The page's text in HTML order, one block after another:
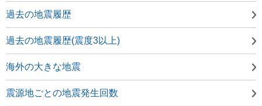
過去の地震履歴
過去の地震履歴(震度3以上)
海外の大きな地震
震源地ごとの地震発生回数